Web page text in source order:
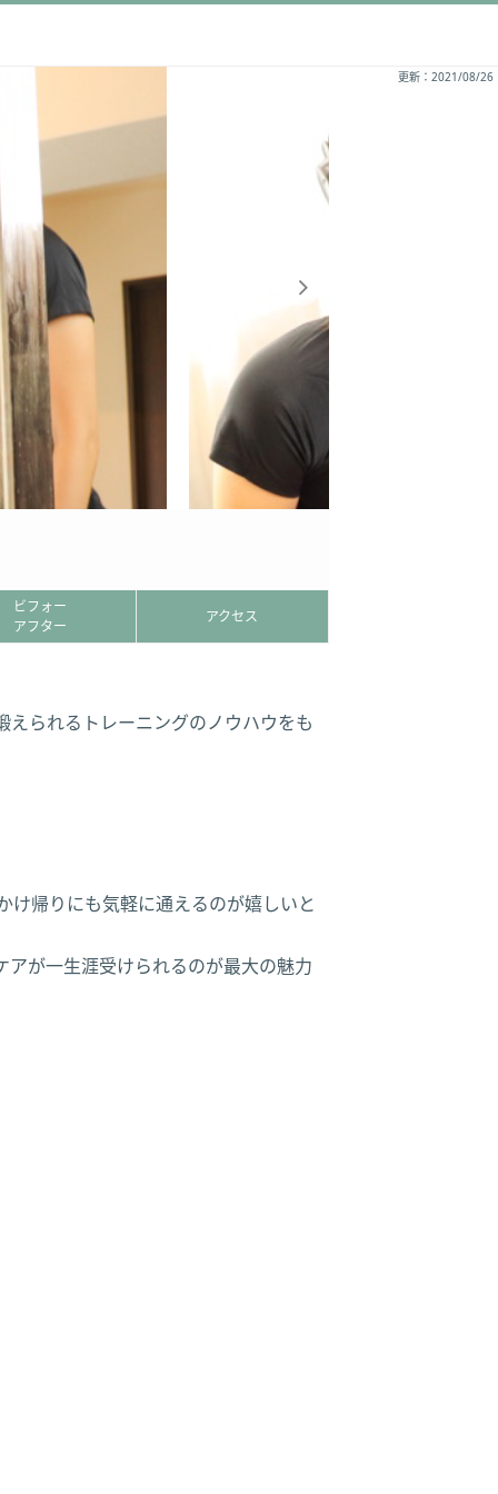
更新：2021/08/26
ビフォー
アフター
アクセス
られるトレーニングのノウハウをも
け帰りにも気軽に通えるのが嬉しいと
が一生涯受けられるのが最大の魅力